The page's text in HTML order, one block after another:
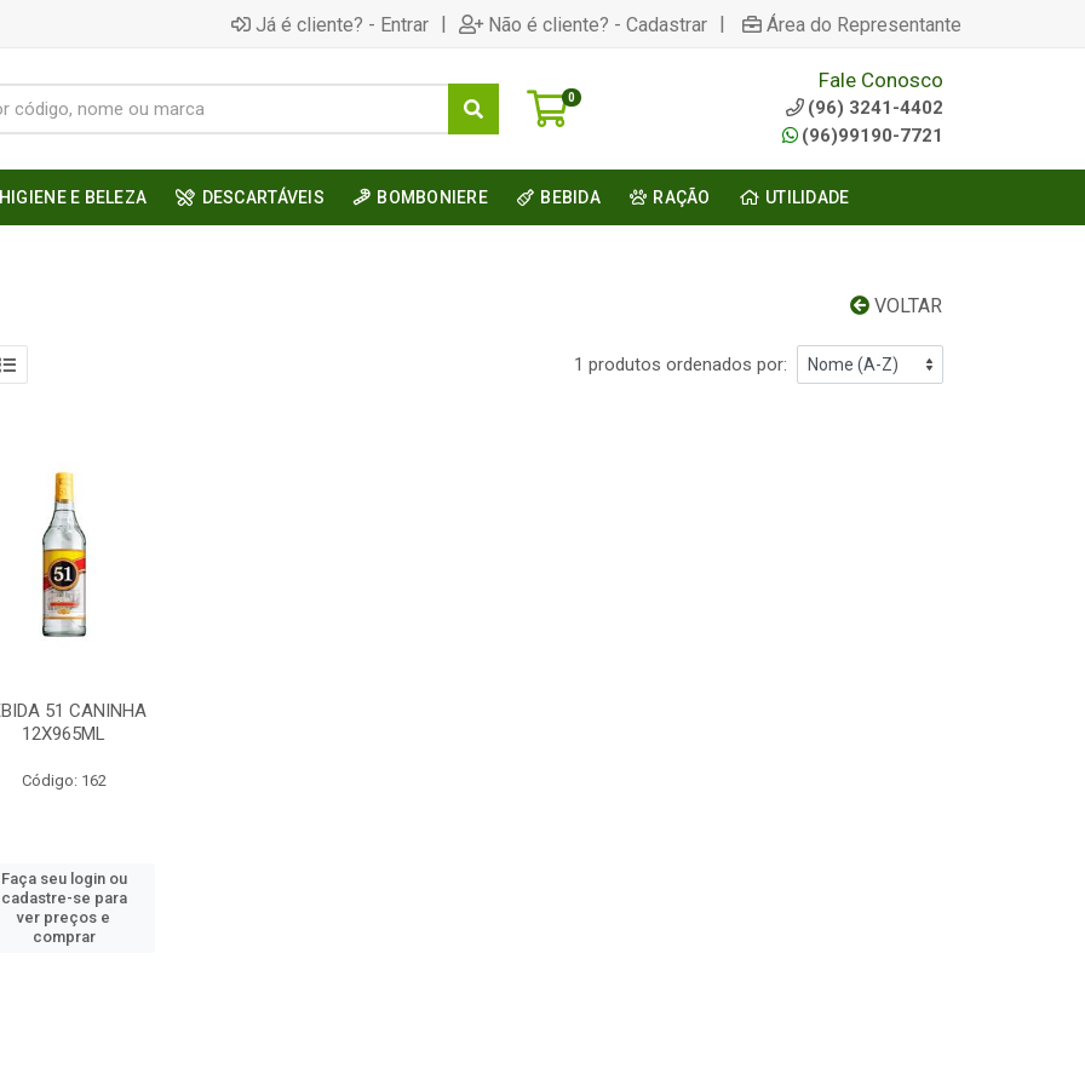
Já é cliente? - Entrar | Não é cliente? - Cadastrar | Área do Representante
0
Fale Conosco
(96) 3241-4402
(96)99190-7721
E BELEZA DESCARTÁVEIS BOMBONIERE BEBIDA RAÇÃO UTILIDADE
VOLTAR
1 produtos ordenados por:
51 CANINHA
12X965ML
Código: 162
Faça seu login ou
cadastre-se para
ver preços e
comprar